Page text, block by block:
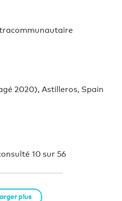
2020), Astilleros, Spain
10sur 56
plus